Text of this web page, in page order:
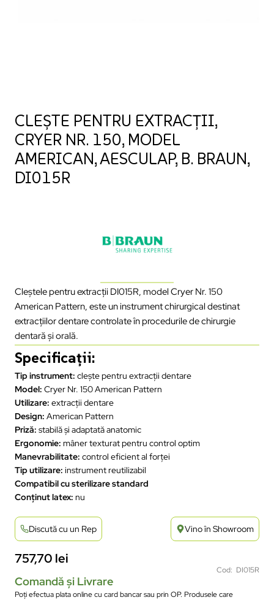
CLEȘTE PENTRU EXTRACȚII,
CRYER NR. 150, MODEL
AMERICAN, AESCULAP, B. BRAUN,
DI015R
Cleștele pentru extracții DI015R, model Cryer Nr. 150
American Pattern, este un instrument chirurgical destinat
extracțiilor dentare controlate în procedurile de chirurgie
dentară și orală.
Specificații:
Tip instrument: clește pentru extracții dentare
Model: Cryer Nr. 150 American Pattern
Utilizare: extracții dentare
Design: American Pattern
Priză: stabilă și adaptată anatomic
Ergonomie: mâner texturat pentru control optim
Manevrabilitate: control eficient al forței
Tip utilizare: instrument reutilizabil
Compatibil cu sterilizare standard
Conținut latex: nu
Discută cu un Rep Vino în Showroom
757,70 lei
Cod: DI015R
Comandă și Livrare
Poți efectua plata online cu card bancar sau prin OP. Produsele care